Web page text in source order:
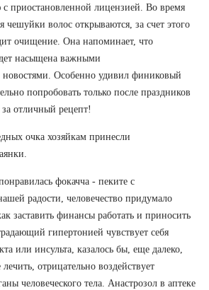
приостановленной лицензией. Во время
волос открываются, за счет этого
очищение. Она напоминает, что
насыщена важными
Особенно удивил финиковый
попробовать только после праздников
отличный рецепт!
очка хозяйкам принесли
фокачча - пеките с
радости, человечество придумало
заставить финансы работать и приносить
гипертонией чувствует себя
или инсульта, казалось бы, еще далеко,
отрицательно воздействует
человеческого тела. Анастрозол в аптеке